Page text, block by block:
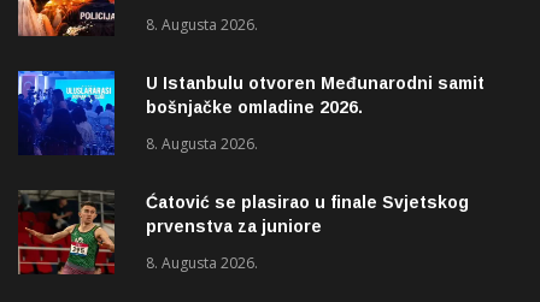
Pazaru
8. Augusta 2026.
U Istanbulu otvoren Međunarodni samit
bošnjačke omladine 2026.
8. Augusta 2026.
Ćatović se plasirao u finale Svjetskog
prvenstva za juniore
8. Augusta 2026.